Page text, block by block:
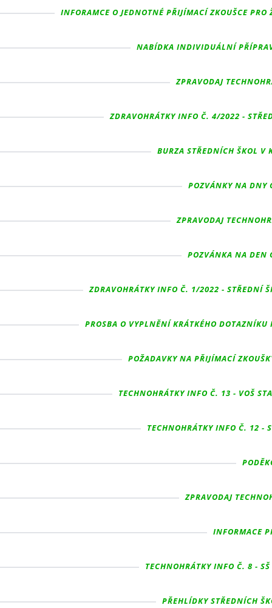
INFORAMCE O JEDNOTNÉ PŘIJÍMACÍ ZKOUŠCE
NABÍDKA INDIVIDUÁLNÍ
ZPRAVODAJ
ZDRAVOHRÁTKY INFO Č. 4/2022 -
BURZA STŘEDNÍCH ŠKOL
POZVÁNKY NA DNY
ZPRAVODAJ
POZVÁNKA NA DEN
ZDRAVOHRÁTKY INFO Č. 1/2022 - STŘEDNÍ
PROSBA O VYPLNĚNÍ KRÁTKÉHO
POŽADAVKY NA PŘIJÍMACÍ
TECHNOHRÁTKY INFO Č. 13 - VOŠ
TECHNOHRÁTKY INFO Č. 12 -
ZPRAVODAJ
INFORMACE
TECHNOHRÁTKY INFO Č. 8 -
PŘEHLÍDKY STŘEDNÍCH